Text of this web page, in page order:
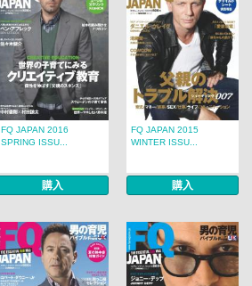
FQ JAPAN 2016
SPRING ISSU...
購入
FQ JAPAN 2015
WINTER ISSU...
購入